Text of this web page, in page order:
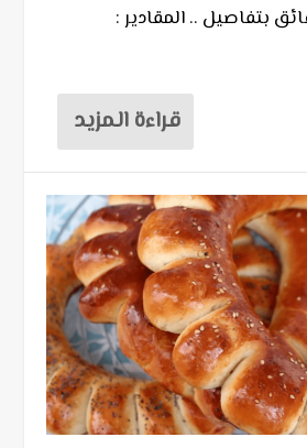
بتفاصيل .. المقادير :
قراءة المزيد